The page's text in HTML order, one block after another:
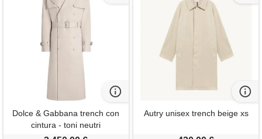
Dolce & Gabbana trench con
cintura - toni neutri
Autry unisex trench beige xs